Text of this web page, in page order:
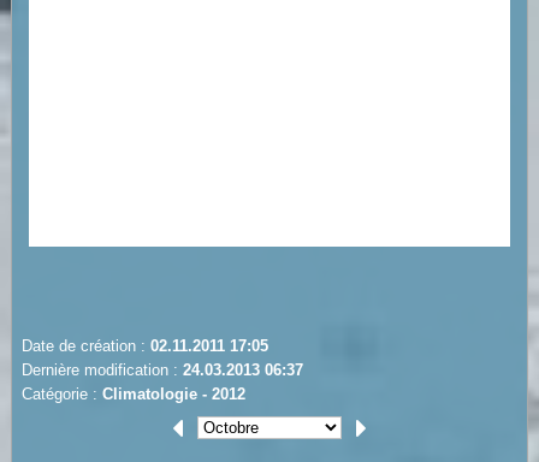
Date de création : 02.11.2011 17:05
Dernière modification : 24.03.2013 06:37
Catégorie : Climatologie - 2012